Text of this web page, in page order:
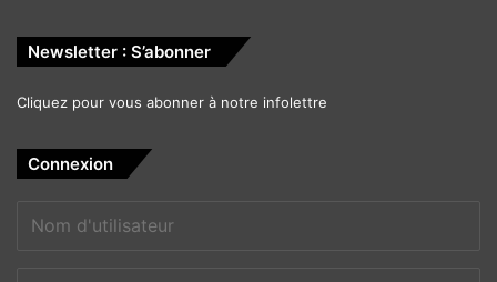
Newsletter : S’abonner
Cliquez pour vous abonner à notre infolettre
Connexion